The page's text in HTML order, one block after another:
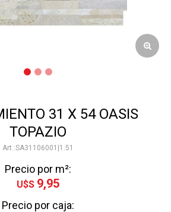
31 X 54 OASIS
TOPAZIO
SA31106001|1.51
Precio por m²:
U$S 9,95
Precio por caja: